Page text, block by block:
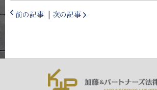
前の記事 | 次の記事